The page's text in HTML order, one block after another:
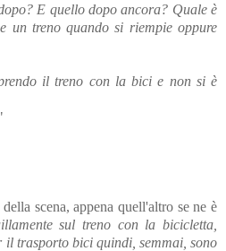
E quello dopo ancora? Quale è
un treno quando si riempie oppure
il treno con la bici e non si è
scena, appena quell'altro se ne è
sul treno con la bicicletta,
il trasporto bici quindi, semmai, sono